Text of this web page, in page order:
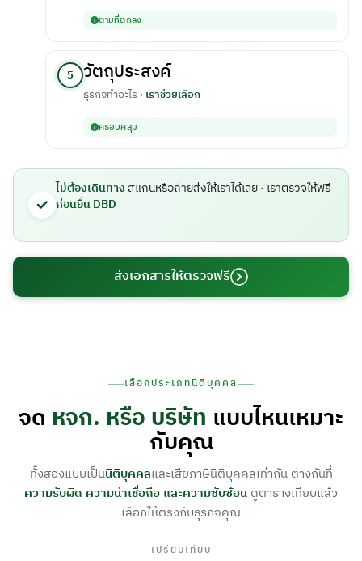
ตามที่ตกลง
5 วัตถุประสงค์
ธุรกิจทำอะไร · เราช่วยเลือก
ครอบคลุม
ไม่ต้องเดินทาง สแกนหรือถ่ายส่งให้เราได้เลย · เราตรวจให้ฟรี
ก่อนยื่น DBD
ส่งเอกสารให้ตรวจฟรี
เลือกประเภทนิติบุคคล
จด หจก. หรือ บริษัท แบบไหนเหมาะ
กับคุณ
ทั้งสองแบบเป็นนิติบุคคลและเสียภาษีนิติบุคคลเท่ากัน ต่างกันที่
ความรับผิด ความน่าเชื่อถือ และความซับซ้อน ดูตารางเทียบแล้ว
เลือกให้ตรงกับธุรกิจคุณ
เปรียบเทียบ